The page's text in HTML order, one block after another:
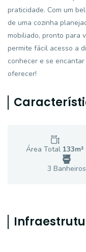
praticidade. Com um
de uma cozinha
mobiliado, pronto para
permite fácil acesso a
conhecer e se
oferecer!
Área Total 133m²
3 Banheiros